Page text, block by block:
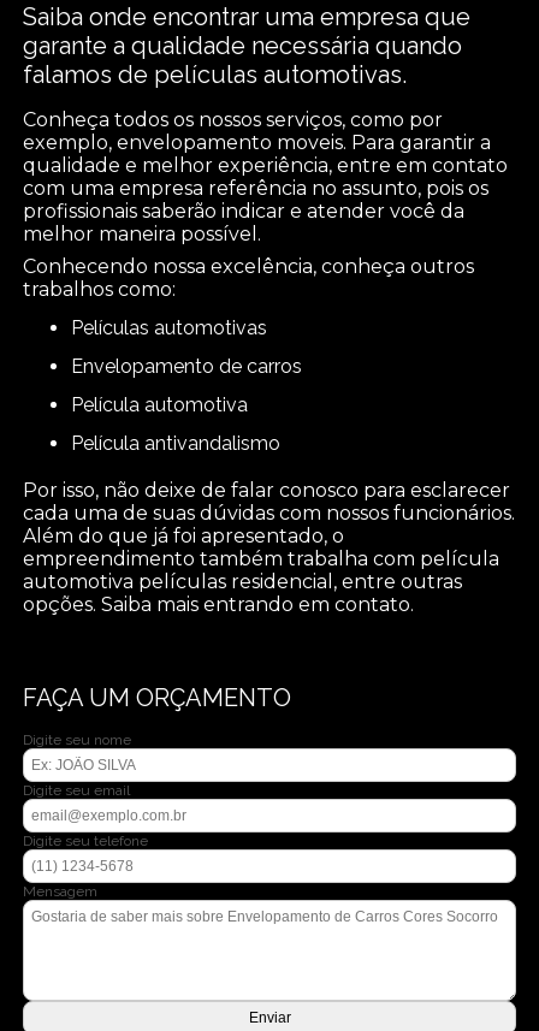
Saiba onde encontrar uma empresa que
garante a qualidade necessária quando
falamos de películas automotivas.
Conheça todos os nossos serviços, como por
exemplo, envelopamento moveis. Para garantir a
qualidade e melhor experiência, entre em contato
com uma empresa referência no assunto, pois os
profissionais saberão indicar e atender você da
melhor maneira possível.
Conhecendo nossa excelência, conheça outros
trabalhos como:
películas automotivas
envelopamento de carros
película automotiva
película antivandalismo
Por isso, não deixe de falar conosco para esclarecer
cada uma de suas dúvidas com nossos funcionários.
Além do que já foi apresentado, o
empreendimento também trabalha com película
automotiva películas residencial, entre outras
opções. Saiba mais entrando em contato.
FAÇA UM ORÇAMENTO
Digite seu nome
Digite seu email
Digite seu telefone
Mensagem